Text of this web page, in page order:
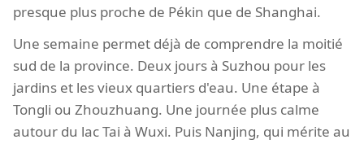
presque plus proche de Pékin que de Shanghai.
Une semaine permet déjà de comprendre la moitié
sud de la province. Deux jours à Suzhou pour les
jardins et les vieux quartiers d'eau. Une étape à
Tongli ou Zhouzhuang. Une journée plus calme
autour du lac Tai à Wuxi. Puis Nanjing, qui mérite au